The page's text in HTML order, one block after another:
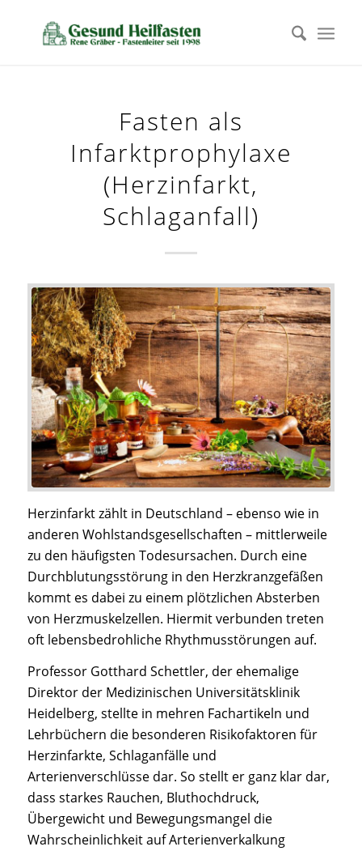
Fasten als
Infarktprophylaxe
(Herzinfarkt,
Schlaganfall)
Herzinfarkt zählt in Deutschland – ebenso wie in
anderen Wohlstandsgesellschaften – mittlerweile
zu den häufigsten Todesursachen. Durch eine
Durchblutungsstörung in den Herzkranzgefäßen
kommt es dabei zu einem plötzlichen Absterben
von Herzmuskelzellen. Hiermit verbunden treten
oft lebensbedrohliche Rhythmusstörungen auf.
Professor Gotthard Schettler, der ehemalige
Direktor der Medizinischen Universitätsklinik
Heidelberg, stellte in mehren Fachartikeln und
Lehrbüchern die besonderen Risikofaktoren für
Herzinfarkte, Schlaganfälle und
Arterienverschlüsse dar. So stellt er ganz klar dar,
dass starkes Rauchen, Bluthochdruck,
Übergewicht und Bewegungsmangel die
Wahrscheinlichkeit auf Arterienverkalkung